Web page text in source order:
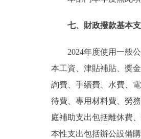
七、財政撥款基本
2024年度使用一般
本工資、津貼補貼、獎
詢費、手續費、水費、
待費、專用材料費、勞
庭補助支出包括離休費
本性支出包括辦公設備